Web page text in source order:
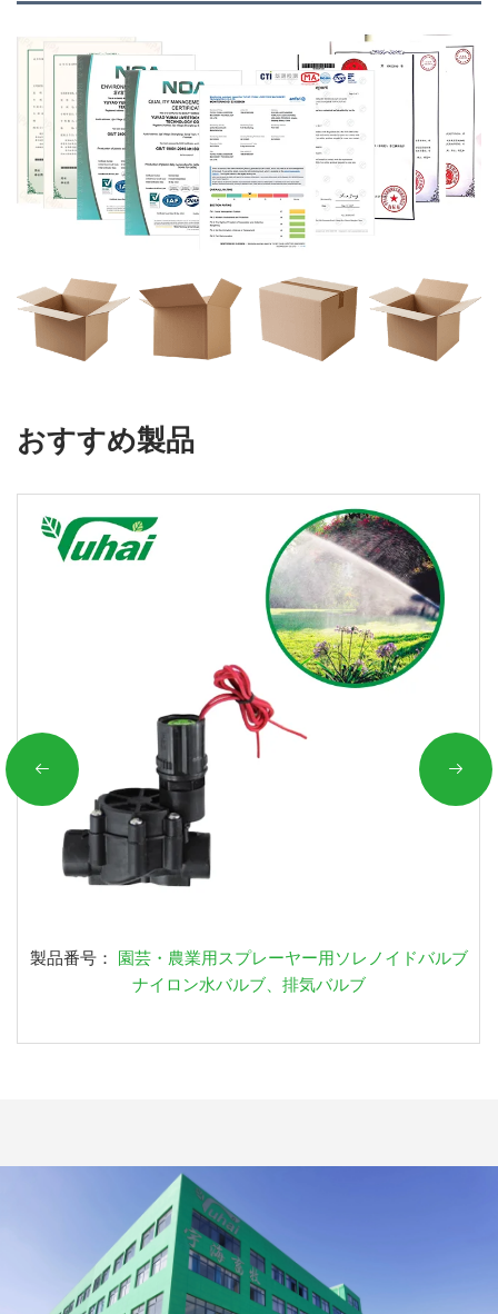
おすすめ製品
製品番号： 園芸・農業用スプレーヤー用ソレノイドバルブ
ナイロン水バルブ、排気バルブ